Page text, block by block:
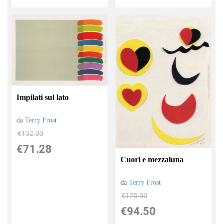
Impilati sul lato
daTerry Frost
€132.00
€71.28
Cuori e mezzaluna
daTerry Frost
€175.00
€94.50